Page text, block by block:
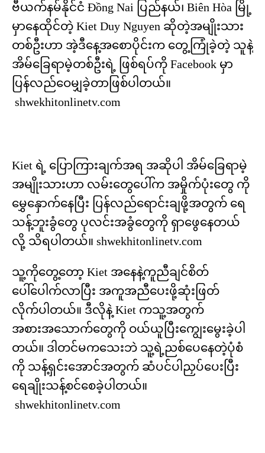
ဗီယက်နမ်နိုင်ငံ Đồng Nai ပြည်နယ်၊ Biên Hòa မြို့
မှာနေထိုင်တဲ့ Kiet Duy Nguyen ဆိုတဲ့အမျိုးသား
တစ်ဦးဟာ အဲ့ဒီနေ့အစောပိုင်းက တွေ့ကြုံခဲ့တဲ့ သူနဲ့
အိမ်ခြေရာမဲ့တစ်ဦးရဲ့ ဖြစ်ရပ်ကို Facebook မှာ
ပြန်လည်ဝေမျှခဲ့တာဖြစ်ပါတယ်။
shwekhitonlinetv.com
Kiet ရဲ့ ပြောကြားချက်အရ အဆိုပါ အိမ်ခြေရာမဲ့
အမျိုးသားဟာ လမ်းတွေပေါ်က အမှိုက်ပုံးတွေ ကို
မွှေနှောက်နေပြီး ပြန်လည်ရောင်းချဖို့အတွက် ရေ
သန့်ဘူးခွံတွေ ပုလင်းအခွံတွေကို ရှာဖွေနေတယ်
လို့ သိရပါတယ်။ shwekhitonlinetv.com
သူ့ကိုတွေ့တော့ Kiet အနေနဲ့ကူညီချင်စိတ်
ပေါ်ပေါက်လာပြီး အကူအညီပေးဖို့ဆုံးဖြတ်
လိုက်ပါတယ်။ ဒီလိုနဲ့ Kiet ကသူ့အတွက်
အစားအသောက်တွေကို ဝယ်ယူပြီးကျွေးမွေးခဲ့ပါ
တယ်။ ဒါတင်မကသေးဘဲ သူ့ရဲ့ညစ်ပေနေတဲ့ပုံစံ
ကို သန့်ရှင်းအောင်အတွက် ဆံပင်ပါညှပ်ပေးပြီး
ရေချိုးသန့်စင်စေခဲ့ပါတယ်။
shwekhitonlinetv.com